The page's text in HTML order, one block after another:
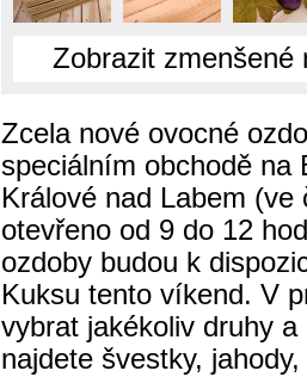
Zobrazit zmenšené
Zcela nové ovocné
speciálním obchodě na
Králové nad Labem
otevřeno od 9 do 12
ozdoby budou k
Kuksu tento víkend. V
vybrat jakékoliv druhy
najdete švestky,